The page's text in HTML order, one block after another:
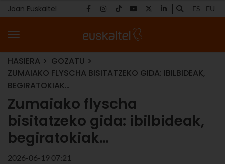
Joan Euskaltel ES EU
HASIERA
GOZATU
ZUMAIAKO FLYSCHA BISITATZEKO GIDA: IBILBIDEAK,
BEGIRATOKIAK…
Zumaiako flyscha
bisitatzeko gida: ibilbideak,
begiratokiak…
2026-06-19 07:21